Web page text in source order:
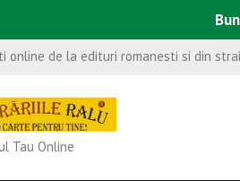
online de la edituri romanesti si din
Tau Online